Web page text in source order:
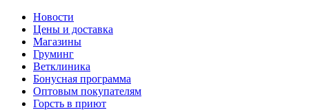
Новости
Цены и доставка
Магазины
Груминг
Ветклиника
Бонусная программа
Оптовым покупателям
Горсть в приют